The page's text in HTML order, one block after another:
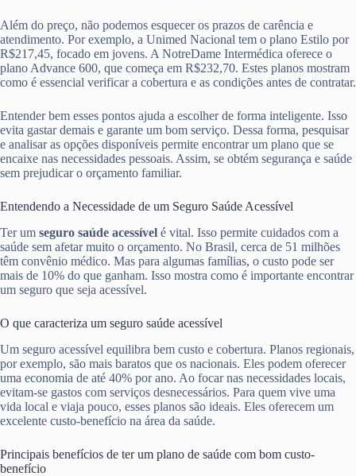
Além do preço, não podemos esquecer os prazos de carência e
atendimento. Por exemplo, a Unimed Nacional tem o plano Estilo por
R$217,45, focado em jovens. A NotreDame Intermédica oferece o
plano Advance 600, que começa em R$232,70. Estes planos mostram
como é essencial verificar a cobertura e as condições antes de contratar.
Entender bem esses pontos ajuda a escolher de forma inteligente. Isso
evita gastar demais e garante um bom serviço. Dessa forma, pesquisar
e analisar as opções disponíveis permite encontrar um plano que se
encaixe nas necessidades pessoais. Assim, se obtém segurança e saúde
sem prejudicar o orçamento familiar.
Entendendo a Necessidade de um Seguro Saúde Acessível
Ter um seguro saúde acessível é vital. Isso permite cuidados com a
saúde sem afetar muito o orçamento. No Brasil, cerca de 51 milhões
têm convênio médico. Mas para algumas famílias, o custo pode ser
mais de 10% do que ganham. Isso mostra como é importante encontrar
um seguro que seja acessível.
O que caracteriza um seguro saúde acessível
Um seguro acessível equilibra bem custo e cobertura. Planos regionais,
por exemplo, são mais baratos que os nacionais. Eles podem oferecer
uma economia de até 40% por ano. Ao focar nas necessidades locais,
evitam-se gastos com serviços desnecessários. Para quem vive uma
vida local e viaja pouco, esses planos são ideais. Eles oferecem um
excelente custo-benefício na área da saúde.
Principais benefícios de ter um plano de saúde com bom custo-
benefício